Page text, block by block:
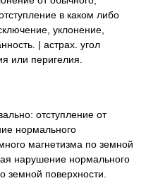
в каком либо
уклонение,
| астрах. угол
или перигелия.
отступление от
нормального
магнетизма по земной
нарушение нормального
земной поверхности.